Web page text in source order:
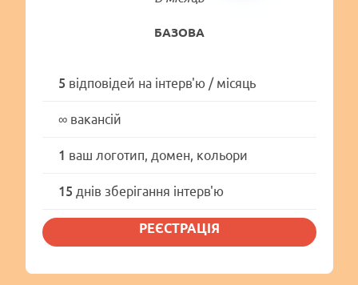
БАЗОВА
5 відповідей на інтерв'ю / місяць
∞вакансій
1 ваш логотип, домен, кольори
15 днів зберігання інтерв'ю
РЕЄСТРАЦІЯ